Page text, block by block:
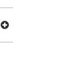
Avaa valikko